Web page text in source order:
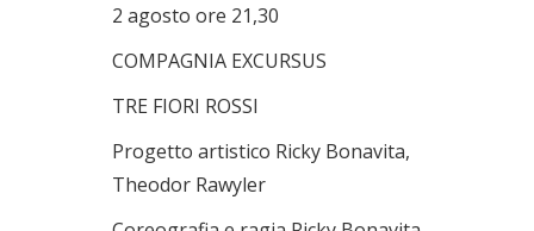
2 agosto ore 21,30
COMPAGNIA EXCURSUS
TRE FIORI ROSSI
Progetto artistico Ricky Bonavita,
Theodor Rawyler